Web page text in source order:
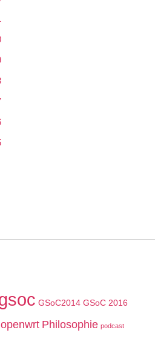
GSoC2014 GSoC 2016
openwrt Philosophie podcast